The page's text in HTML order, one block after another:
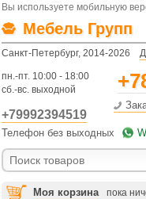
Вы используете мобильную
Мебель Групп
Санкт-Петербург, 2014-2026
пн.-пт. 10:00 - 18:00
сб.-вс. выходной
+79992394519
Телефон без выходных
Моя корзина пока